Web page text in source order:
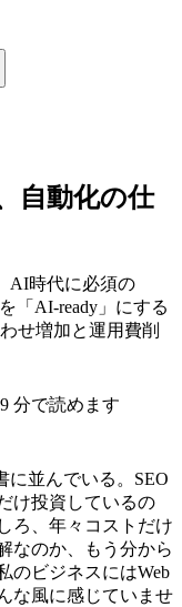
自動化の仕
AI時代に必須の
「AI-ready」にする
せ増加と運用費削
9 分で読めます
に並んでいる。SEO
け投資しているの
ろ、年々コストだけ
なのか、もう分から
のビジネスにはWeb
な風に感じていませ